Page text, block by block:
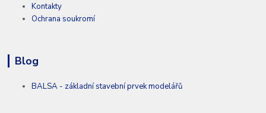
Kontakty
Ochrana soukromí
Blog
BALSA - základní stavební prvek modelářů